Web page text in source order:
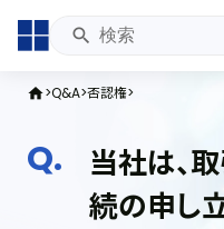
home Q&A 否認権
当社は、
続の申し